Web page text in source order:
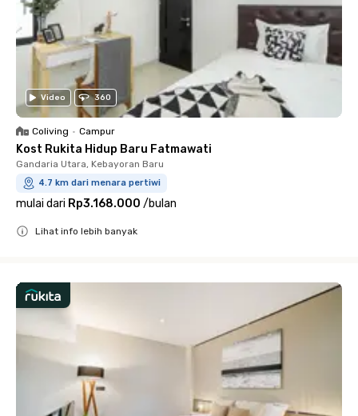
Video 360
Coliving • Campur
Kost Rukita Hidup Baru Fatmawati
Gandaria Utara, Kebayoran Baru
4.7 km dari menara pertiwi
mulai dari Rp3.168.000 /bulan
Lihat info lebih banyak